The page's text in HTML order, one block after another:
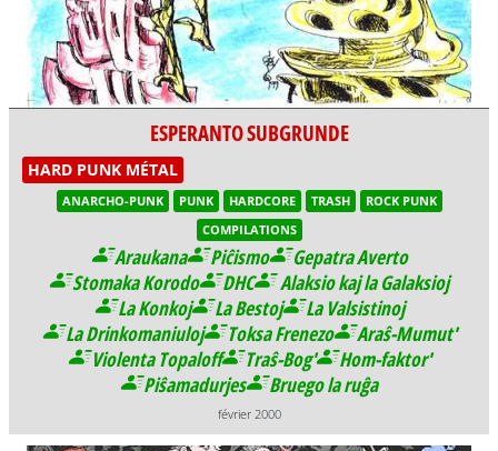
ESPERANTO SUBGRUNDE
HARD PUNK MÉTAL
ANARCHO-PUNK PUNK HARDCORE TRASH
ROCK PUNK
COMPILATIONS
Araukana Piĉismo
Gepatra Averto
Stomaka Korodo
DHC
Alaksio kaj la Galaksioj
La Konkoj
La Bestoj
La Valsistinoj
La Drinkomaniuloj
Toksa Frenezo
Araŝ-Mumut'
Violenta Topaloff
Traŝ-Bog'
Hom-faktor'
Piŝamadurjes
Bruego la ruĝa
février 2000